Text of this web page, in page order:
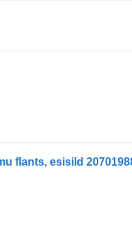
flants, esisild